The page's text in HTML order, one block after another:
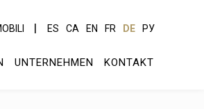
ES CA EN FR DE РУ
UNTERNEHMEN KONTAKT